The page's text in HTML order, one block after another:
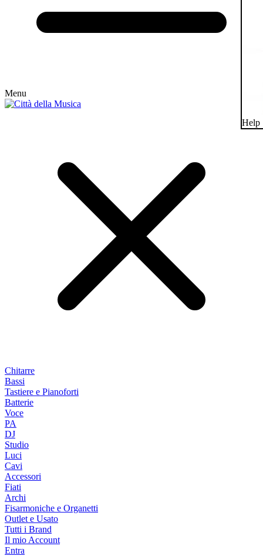
Menu
Chitarre
Bassi
Tastiere e Pianoforti
Batterie
Voce
PA
DJ
Studio
Luci
Cavi
Accessori
Fiati
Archi
Fisarmoniche e Organetti
Outlet e Usato
Tutti i Brand
Il mio Account
Entra
Help